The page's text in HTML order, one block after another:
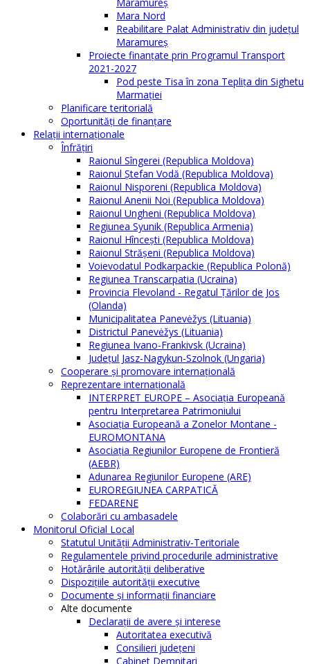
Mara Nord
Reabilitare Palat Administrativ din județul
Maramureș
Proiecte finanțate prin Programul Transport
2021-2027
Pod peste Tisa în zona Teplița din Sighetu
Marmației
Planificare teritorială
Oportunităţi de finanţare
Relaţii internaţionale
Înfrăţiri
Raionul Sîngerei (Republica Moldova)
Raionul Ștefan Vodă (Republica Moldova)
Raionul Nisporeni (Republica Moldova)
Raionul Anenii Noi (Republica Moldova)
Raionul Ungheni (Republica Moldova)
Regiunea Syunik (Republica Armenia)
Raionul Hîncești (Republica Moldova)
Raionul Străşeni (Republica Moldova)
Voievodatul Podkarpackie (Republica Polonă)
Regiunea Transcarpatia (Ucraina)
Provincia Flevoland - Regatul Ţărilor de Jos
(Olanda)
Municipalitatea Panevėžys (Lituania)
Districtul Panevėžys (Lituania)
Regiunea Ivano-Frankivsk (Ucraina)
Judeţul Jasz-Nagykun-Szolnok (Ungaria)
Cooperare şi promovare internaţională
Reprezentare internaţională
INTERPRET EUROPE – Asociația Europeană
pentru Interpretarea Patrimoniului
Asociația Europeană a Zonelor Montane -
EUROMONTANA
Asociația Regiunilor Europene de Frontieră
(AEBR)
Adunarea Regiunilor Europene (ARE)
EUROREGIUNEA CARPATICĂ
FEDARENE
Colaborări cu ambasadele
Monitorul Oficial Local
Statutul Unităţii Administrativ-Teritoriale
Regulamentele privind procedurile administrative
Hotărârile autorităţii deliberative
Dispoziţiile autorităţii executive
Documente şi informaţii financiare
Alte documente
Declaraţii de avere şi interese
Autoritatea executivă
Consilieri judeţeni
Cabinet Demnitari